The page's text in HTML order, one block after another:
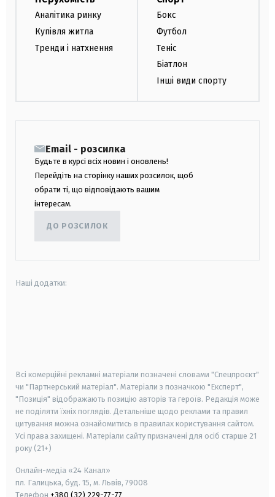
Аналітика ринку
Купівля житла
Тренди і натхнення
Бокс
Футбол
Теніс
Біатлон
Інші види спорту
Email - розсилка
Будьте в курсі всіх новин і оновлень!
Перейдіть на сторінку наших розсилок, щоб
обрати ті, що відповідають вашим
інтересам.
ДО РОЗСИЛОК
Наші додатки:
Всі комерційні рекламні матеріали позначені словами "Спецпроєкт"
чи "Партнерський матеріал". Матеріали з позначкою "Експерт",
"Позиція" відображають позицію авторів та героїв. Редакція може
не поділяти їхніх поглядів. Детальніше щодо реклами та правил
цитування можна ознайомитись в правилах користування сайтом.
Усі права захищені. Матеріали сайту призначені для осіб старше 21
року (21+)
Онлайн-медіа «24 Канал»
пл. Галицька, буд. 15, м. Львів, 79008
Телефон +380 (32) 229-77-77